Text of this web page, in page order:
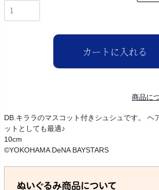
カートに入れる
商品に
DB.キララのマスコット付きシュシュです。 ヘ
ットとしても最適♪
10cm
©YOKOHAMA DeNA BAYSTARS